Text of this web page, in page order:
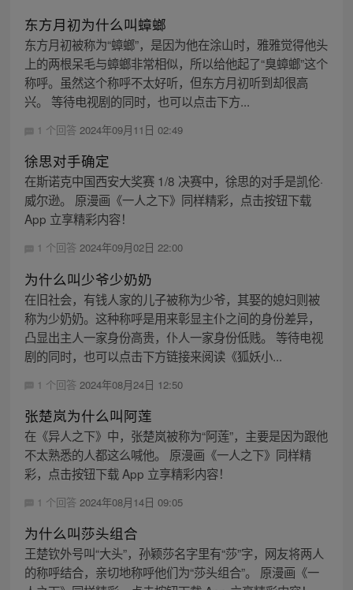
东方月初为什么叫蟑螂
东方月初被称为“蟑螂”，是因为他在涂山时，雅雅觉得他头
上的两根呆毛与蟑螂非常相似，所以给他起了“臭蟑螂”这个
称呼。虽然这个称呼不太好听，但东方月初听到却很高
兴。 等待电视剧的同时，也可以点击下方...
1 个回答 2024年09月11日 02:49
徐思对手确定
在斯诺克中国西安大奖赛 1/8 决赛中，徐思的对手是凯伦·
威尔逊。 原漫画《一人之下》同样精彩，点击按钮下载
App 立享精彩内容！
1 个回答 2024年09月02日 22:00
为什么叫少爷少奶奶
在旧社会，有钱人家的儿子被称为少爷，其娶的媳妇则被
称为少奶奶。这种称呼是用来彰显主仆之间的身份差异，
凸显出主人一家身份高贵，仆人一家身份低贱。 等待电视
剧的同时，也可以点击下方链接来阅读《狐妖小...
1 个回答 2024年08月24日 12:50
张楚岚为什么叫阿莲
在《异人之下》中，张楚岚被称为“阿莲”，主要是因为跟他
不太熟悉的人都这么喊他。 原漫画《一人之下》同样精
彩，点击按钮下载 App 立享精彩内容！
1 个回答 2024年08月14日 09:05
为什么叫莎头组合
王楚钦外号叫“大头”，孙颖莎名字里有“莎”字，网友将两人
的称呼结合，亲切地称呼他们为“莎头组合”。 原漫画《一